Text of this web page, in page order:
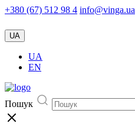
+380 (67) 512 98 4 info@vinga.ua
UA
UA
EN
Пошук